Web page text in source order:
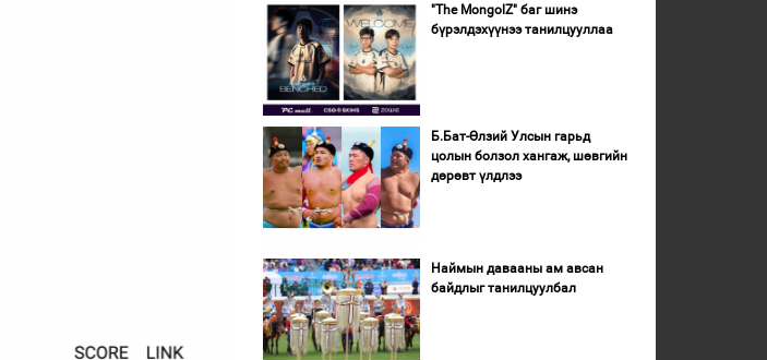
"The MongolZ" баг шинэ
бүрэлдэхүүнээ танилцууллаа
Б.Бат-Өлзий Улсын гарьд
цолын болзол хангаж, шөвгийн
дөрөвт үлдлээ
Наймын давааны ам авсан
байдлыг танилцуулбал